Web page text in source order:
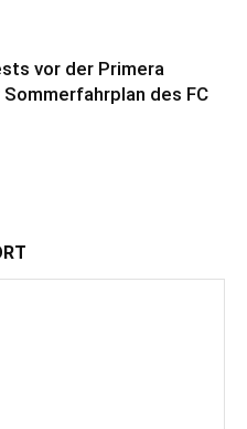
vor der Primera
Sommerfahrplan des FC